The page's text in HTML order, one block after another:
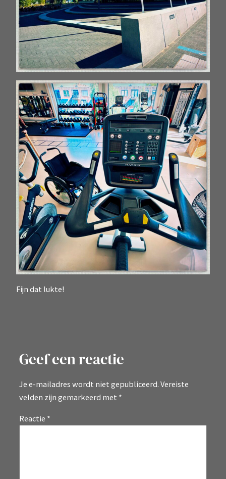
Fijn dat lukte!
Geef een reactie
Je e-mailadres wordt niet gepubliceerd. Vereiste
velden zijn gemarkeerd met *
Reactie *